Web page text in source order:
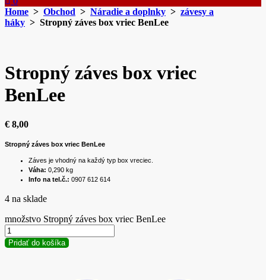
Home > Obchod > Náradie a doplnky > závesy a
háky > Stropný záves box vriec BenLee
Stropný záves box vriec
BenLee
€ 8,00
Stropný záves box vriec BenLee
Záves je vhodný na každý typ box vreciec.
Váha: 0,290 kg
Info na tel.č.: 0907 612 614
4 na sklade
množstvo Stropný záves box vriec BenLee
Pridať do košíka